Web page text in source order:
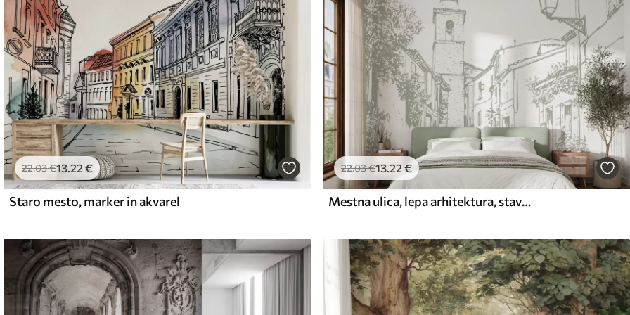
.6734.00€/m²
and Stick
49.00€/m²
22.03€13 .22 €
Staro mesto, marker in akvarel
22.03€13.22 €
Mestna ulica, lepa arhitektura, stavbe, Sredozemlje, linijska risba, oljčna barva